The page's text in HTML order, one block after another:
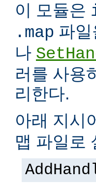
이 모듈은
.map 파
나
러를 사용
리한다.
아래 지시
맵 파일로